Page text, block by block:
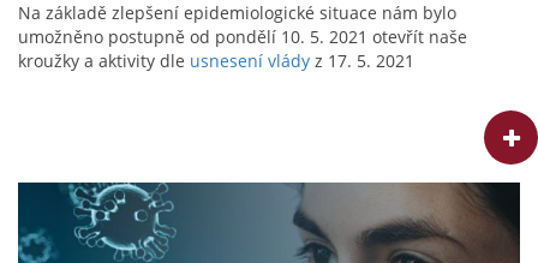
Na základě zlepšení epidemiologické situace nám bylo
umožněno postupně od pondělí 10. 5. 2021 otevřít naše
kroužky a aktivity dle usnesení vlády z 17. 5. 2021